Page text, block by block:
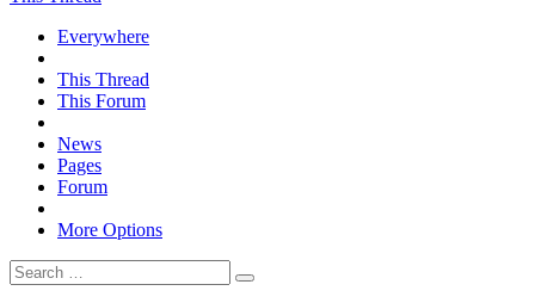
Everywhere
This Thread
This Forum
News
Pages
Forum
More Options